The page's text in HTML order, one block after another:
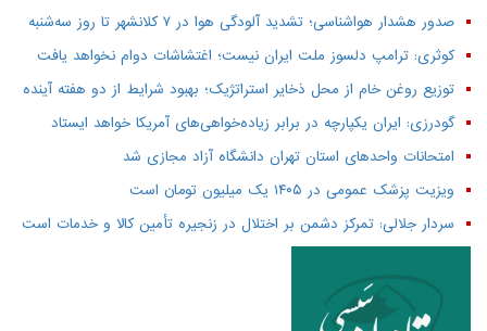
صدور هشدار هواشناسی؛ تشدید آلودگی هوا در ۷ کلانشهر تا روز سه‌شنبه
کوثری: ترامپ دلسوز ملت ایران نیست؛ اغتشاشات دوام نخواهد یافت
توزیع روغن خام از محل ذخایر استراتژیک؛ بهبود شرایط از دو هفته آینده
گودرزی: ایران یکپارچه در برابر زیاده‌خواهی‌های آمریکا خواهد ایستاد
امتحانات واحدهای استان تهران دانشگاه آزاد مجازی شد
ویزیت پزشک عمومی در ۱۴۰۵ یک میلیون تومان است
سردار جلالی: تمرکز دشمن بر اختلال در زنجیره تأمین کالا و خدمات است